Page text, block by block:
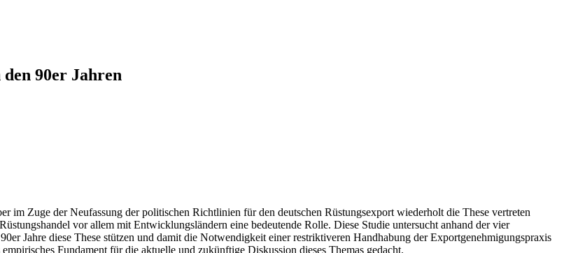
90er Jahren
im Zuge der Neufassung der politischen Richtlinien für den deutschen Rüstungsexport wiederholt die These vertreten
vor allem mit Entwicklungsländern eine bedeutende Rolle. Diese Studie untersucht anhand der vier
Jahre diese These stützen und damit die Notwendigkeit einer restriktiveren Handhabung der Exportgenehmigungspraxis
Fundament für die aktuelle und zukünftige Diskussion dieses Themas gedacht.